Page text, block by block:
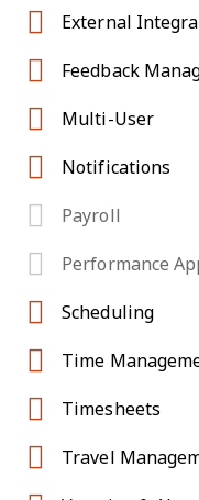
External
Feedback
Multi-User
Notifications
Payroll
Performance
Scheduling
Time
Timesheets
Travel